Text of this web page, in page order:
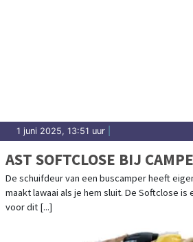
1 juni 2025, 13:51 uur
AST SOFTCLOSE BIJ
De schuifdeur van een buscamper heeft
maakt lawaai als je hem sluit. De Softclose
voor dit [...]